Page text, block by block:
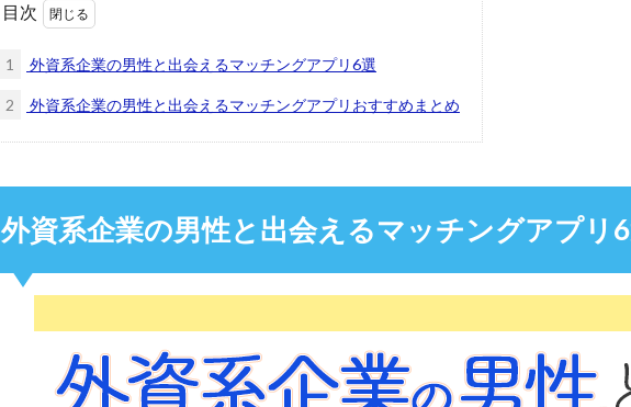
目次
1 外資系企業の男性と出会えるマッチングアプリ6選
2 外資系企業の男性と出会えるマッチングアプリおすすめまとめ
外資系企業の男性と出会えるマッチングアプリ